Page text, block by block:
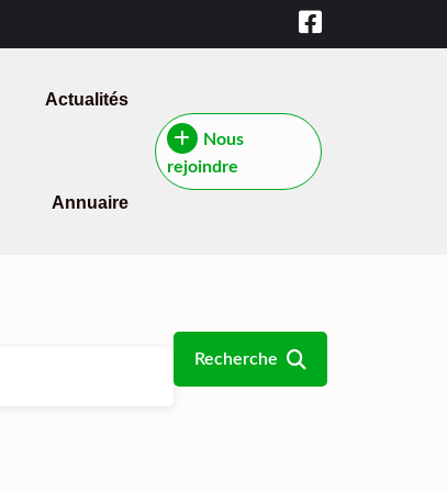
Actualités
Annuaire
Nous
rejoindre
Recherche